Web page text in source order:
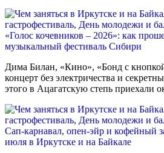
«Голос кочевников – 2026»: как
музыкальный фестиваль Сибири
Дима Билан, «Кино», «Бонд с
концерт без электричества и
этого в Ацагатскую степь приехали
Сап-карнавал, опен-эйр и кофейный
июля в Иркутске и на Байкале